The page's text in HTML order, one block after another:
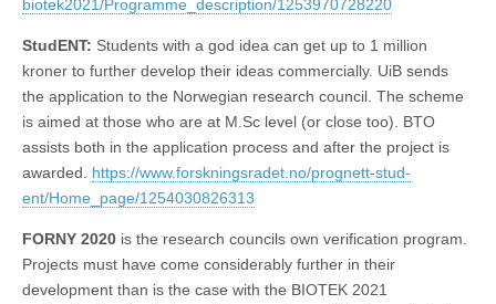
biotek2021/Programme_description/1253970728220
StudENT: Students with a god idea can get up to 1 million
kroner to further develop their ideas commercially. UiB sends
the application to the Norwegian research council. The scheme
is aimed at those who are at M.Sc level (or close too). BTO
assists both in the application process and after the project is
awarded. https://www.forskningsradet.no/prognett-stud-
ent/Home_page/1254030826313
FORNY 2020 is the research councils own verification program.
Projects must have come considerably further in their
development than is the case with the BIOTEK 2021